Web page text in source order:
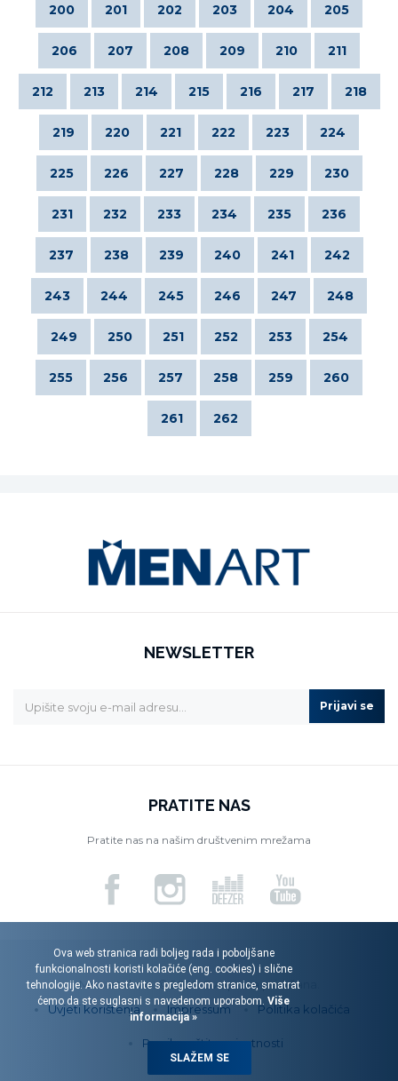
200 201 202 203 204 205
206 207 208 209 210 211
212 213 214 215 216 217 218
219 220 221 222 223 224
225 226 227 228 229 230
231 232 233 234 235 236
237 238 239 240 241 242
243 244 245 246 247 248
249 250 251 252 253 254
255 256 257 258 259 260
261 262
NEWSLETTER
Prijavi se
PRATITE NAS
Pratite nas na našim društvenim mrežama
Menart d.o.o. © 2026. Sva prava pridržana.
Uvjeti korištenja
Impressum Politika kolačića
Pravila zaštite privatnosti
Ova web stranica radi boljeg rada i poboljšane
funkcionalnosti koristi kolačiće (eng. cookies) i slične
tehnologije. Ako nastavite s pregledom stranice, smatrat
ćemo da ste suglasni s navedenom uporabom. Više
informacija »
SLAŽEM SE